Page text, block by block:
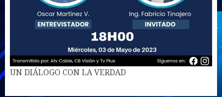
UN DIÁLOGO CON LA VERDAD